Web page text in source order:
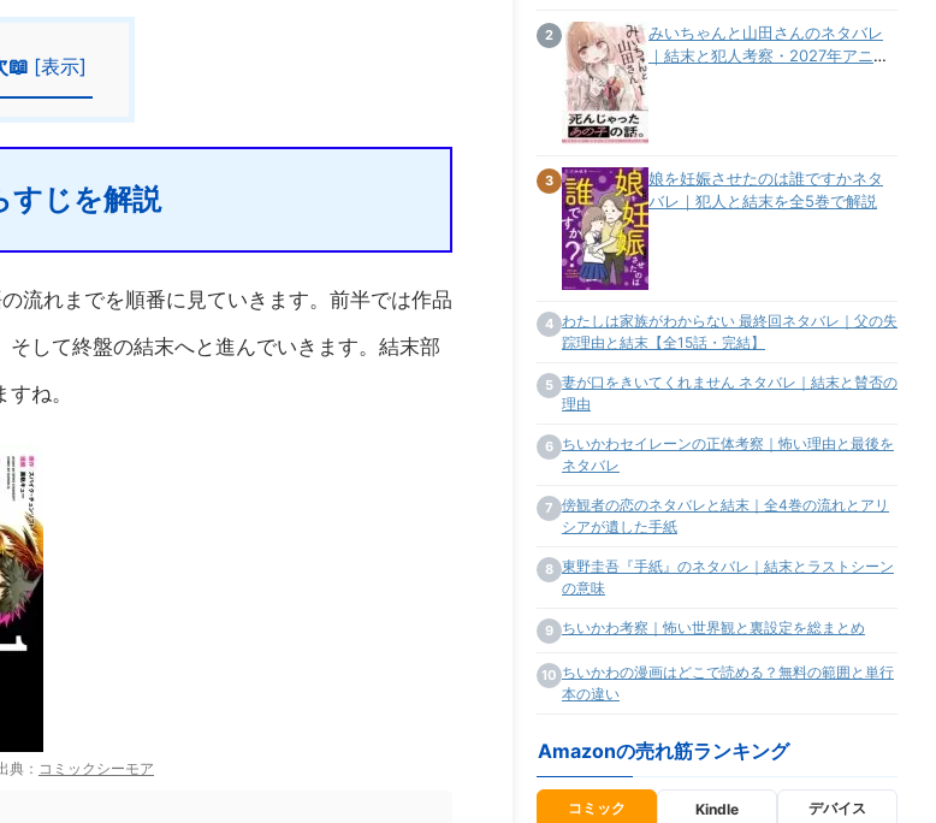
📖 [表示]
すじを解説
流れまでを順番に見ていきます。前半では作品
して終盤の結末へと進んでいきます。結末部
ね。
典： コミックシーモア
2
みいちゃんと山田さんのネタバレ
｜結末と犯人考察・2027年アニメ
3
娘を妊娠させたのは誰ですかネタ
バレ｜犯人と結末を全5巻で解説
4 わたしは家族がわからない 最終回ネタバレ｜父の失
踪理由と結末【全15話・完結】
5 妻が口をきいてくれません ネタバレ｜結末と賛否の
理由
6 ちいかわセイレーンの正体考察｜怖い理由と最後を
ネタバレ
7 傍観者の恋のネタバレと結末｜全4巻の流れとアリ
シアが遺した手紙
8 東野圭吾『手紙』のネタバレ｜結末とラストシーン
の意味
9 ちいかわ考察｜怖い世界観と裏設定を総まとめ
10 ちいかわの漫画はどこで読める？無料の範囲と単行
本の違い
Amazonの売れ筋ランキング
コミック Kindle デバイス